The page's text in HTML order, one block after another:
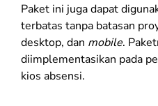
Paket ini juga dapat
terbatas tanpa batasan
desktop, dan mobile.
diimplementasikan pada
kios absensi.